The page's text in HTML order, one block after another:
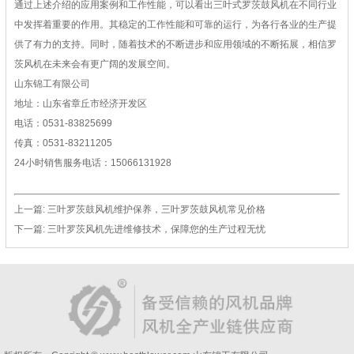
通过上述介绍的应用案例和工作性能，可以看出三叶式罗茨鼓风机在不同行业
中发挥着重要的作用。其稳定的工作性能和可靠的运行，为各行各业的生产提
供了有力的支持。同时，随着技术的不断进步和应用领域的不断拓展，相信罗
茨风机在未来会有更广阔的发展空间。
山东锦工有限公司
地址：山东省章丘市经济开发区
电话：0531-83825699
传真：0531-83211205
24小时销售服务电话：15066131928
上一篇: 三叶罗茨鼓风机维护保养，三叶罗茨鼓风机常见价格
下一篇: 三叶罗茨风机先进维修技术，保障您的生产过程无忧